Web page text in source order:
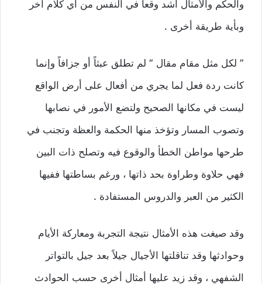
والحكم والأمثال أشد وقعاً في النفس من أي كلام آخر
وبأية طريقة أخرى .
” لكل مثل مقام مقال ” لم تطلق عبثاً أو جزافاً وإنما
كانت ردة فعل لما يجري من أفعال على أرض الواقع
ليست في مكانها الصحيح ولتضع الأمور في نصابها
وتصوب المسار وتؤخذ منها الحكمة والعظة وتجنب في
طرحها مواطن الخطأ والوقوع فيه وتصلح ذات البين
فهي حلاوة وطراوة بحد ذاتها ، ورغم بساطتها ففيها
الكثير من العبر والدروس المستفادة .
وقد صيغت هذه الأمثال نتيجة التجربة ومعاركة الأيام
وحوادثها وقد تناقلتها الأجيال جيلاً بعد جيل بالتواتر
الشفهي ، وقد زيد عليها أمثال أخرى حسب الحوادث